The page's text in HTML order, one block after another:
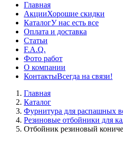
Главная
АкцииХорошие скидки
КаталогУ нас есть все
Оплата и доставка
Статьи
F.A.Q.
Фото работ
О компании
КонтактыВсегда на связи!
Главная
Каталог
Фурнитура для распашных
Резиновые отбойники для
Отбойник резиновый